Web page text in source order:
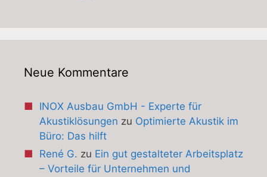
Neue Kommentare
INOX Ausbau GmbH - Experte für
Akustiklösungen zu Optimierte Akustik im
Büro: Das hilft
René G. zu Ein gut gestalteter Arbeitsplatz
– Vorteile für Unternehmen und